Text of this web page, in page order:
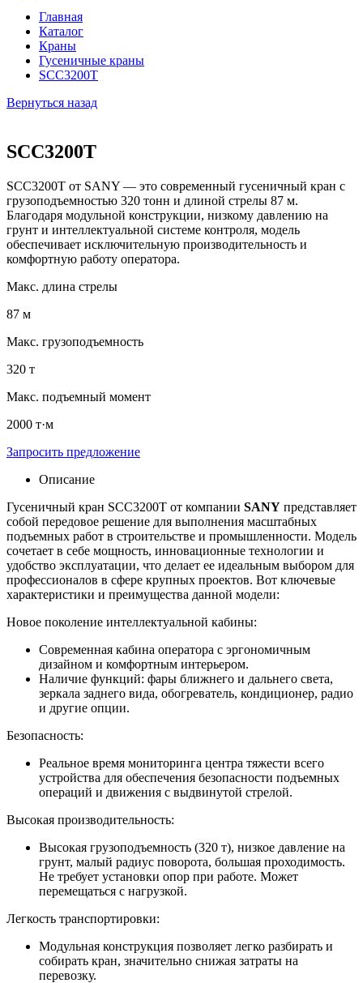
Главная
Каталог
Краны
Гусеничные краны
SCC3200T
Вернуться назад
SCC3200T
SCC3200T от SANY — это современный гусеничный кран с
грузоподъемностью 320 тонн и длиной стрелы 87 м.
Благодаря модульной конструкции, низкому давлению на
грунт и интеллектуальной системе контроля, модель
обеспечивает исключительную производительность и
комфортную работу оператора.
Макс. длина стрелы
87 м
Макс. грузоподъемность
320 т
Макс. подъемный момент
2000 т·м
Запросить предложение
Описание
Гусеничный кран SCC3200T от компании SANY представляет
собой передовое решение для выполнения масштабных
подъемных работ в строительстве и промышленности. Модель
сочетает в себе мощность, инновационные технологии и
удобство эксплуатации, что делает ее идеальным выбором для
профессионалов в сфере крупных проектов. Вот ключевые
характеристики и преимущества данной модели:
Новое поколение интеллектуальной кабины:
Современная кабина оператора с эргономичным
дизайном и комфортным интерьером.
Наличие функций: фары ближнего и дальнего света,
зеркала заднего вида, обогреватель, кондиционер, радио
и другие опции.
Безопасность:
Реальное время мониторинга центра тяжести всего
устройства для обеспечения безопасности подъемных
операций и движения с выдвинутой стрелой.
Высокая производительность:
Высокая грузоподъемность (320 т), низкое давление на
грунт, малый радиус поворота, большая проходимость.
Не требует установки опор при работе. Может
перемещаться с нагрузкой.
Легкость транспортировки:
Модульная конструкция позволяет легко разбирать и
собирать кран, значительно снижая затраты на
перевозку.